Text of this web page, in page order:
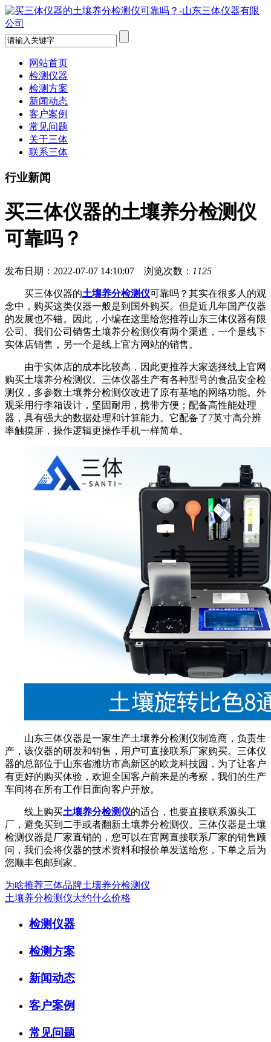
网站首页
检测仪器
检测方案
新闻动态
客户案例
常见问题
关于三体
联系三体
行业新闻
买三体仪器的土壤养分检测仪
可靠吗？
发布日期：2022-07-07 14:10:07 浏览次数： 1125
买三体仪器的土壤养分检测仪可靠吗？其实在很多人的观
念中，购买这类仪器一般是到国外购买。但是近几年国产仪器
的发展也不错。因此，小编在这里给您推荐山东三体仪器有限
公司。我们公司销售土壤养分检测仪有两个渠道，一个是线下
实体店销售，另一个是线上官方网站的销售。
由于实体店的成本比较高，因此更推荐大家选择线上官网
购买土壤养分检测仪。 三体仪器生产有各种型号的食品安全检
测仪，多参数土壤养分检测仪改进了原有基地的网络功能。外
观采用行李箱设计，坚固耐用，携带方便；配备高性能处理
器，具有强大的数据处理和计算能力。它配备了7英寸高分辨
率触摸屏，操作逻辑更操作手机一样简单。
山东三体仪器是一家生产土壤养分检测仪制造商，负责生
产，该仪器的研发和销售，用户可直接联系厂家购买。 三体仪
器的总部位于山东省潍坊市高新区的欧龙科技园，为了让客户
有更好的购买体验，欢迎全国客户前来是的考察，我们的生产
车间将在所有工作日面向客户开放。
线上购买土壤养分检测仪的适合，也要直接联系源头工
厂，避免买到二手或者翻新土壤养分检测仪。 三体仪器是土壤
检测仪器是厂家直销的，您可以在官网直接联系厂家的销售顾
问，我们会将仪器的技术资料和报价单发送给您，下单之后为
您顺丰包邮到家。
为啥推荐三体品牌土壤养分检测仪
土壤养分检测仪大约什么价格
检测仪器
检测方案
新闻动态
客户案例
常见问题